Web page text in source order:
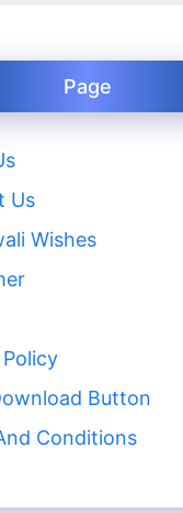
Page
Us
Wishes
Button
Conditions